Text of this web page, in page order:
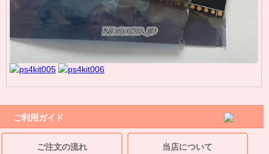
ご利用ガイド
ご注文の流れ 当店について